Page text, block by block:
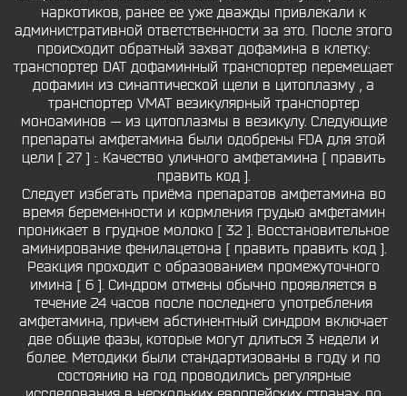
наркотиков, ранее ее уже дважды привлекали к
административной ответственности за это. После этого
происходит обратный захват дофамина в клетку:
транспортер DAT дофаминный транспортер перемещает
дофамин из синаптической щели в цитоплазму , а
транспортер VMAT везикулярный транспортер
моноаминов — из цитоплазмы в везикулу. Следующие
препараты амфетамина были одобрены FDA для этой
цели [ 27 ] :. Качество уличного амфетамина [ править
править код ].
Следует избегать приёма препаратов амфетамина во
время беременности и кормления грудью амфетамин
проникает в грудное молоко [ 32 ]. Восстановительное
аминирование фенилацетона [ править править код ].
Реакция проходит с образованием промежуточного
имина [ 6 ]. Синдром отмены обычно проявляется в
течение 24 часов после последнего употребления
амфетамина, причем абстинентный синдром включает
две общие фазы, которые могут длиться 3 недели и
более. Методики были стандартизованы в году и по
состоянию на год проводились регулярные